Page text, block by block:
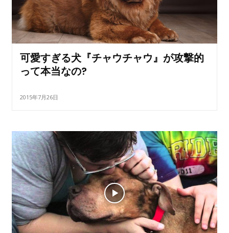
可愛すぎる犬『チャウチャウ』が攻撃的
って本当なの?
2015年7月26日